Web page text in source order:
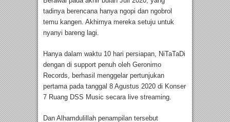
tadinya berencana hanya ngopi dan ngobrol
temu kangen. Akhirnya mereka setuju untuk
nyanyi bareng lagi.
Hanya dalam waktu 10 hari persiapan, NiTaTaDi
dengan di support penuh oleh Geronimo
Records, berhasil menggelar pertunjukan
pertama pada tanggal 8 Agustus 2020 di Konser
7 Ruang DSS Music secara live streaming.
Dan Alhamdulillah penampilan tersebut